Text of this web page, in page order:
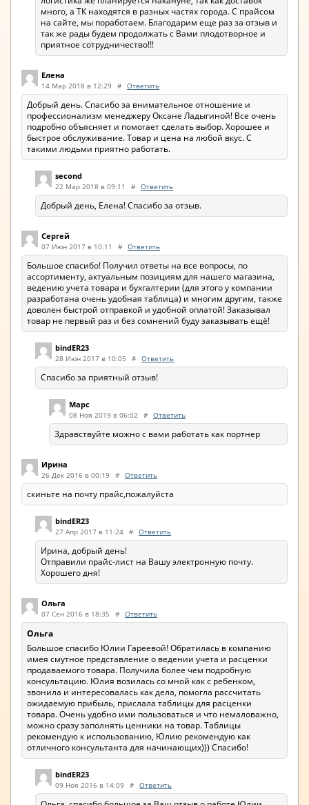
много, а ТК находятся в разных частях города. С прайсом
на сайте, мы поработаем. Благодарим еще раз за отзыв и
так же рады будем продолжать с Вами плодотворное и
приятное сотрудничество!!!
Елена
14 Мар 2018 в 12:29 # Ответить
Добрый день. Спасибо за внимательное отношение и
профессионализм менеджеру Оксане Ладыгиной! Все очень
подробно объясняет и помогает сделать выбор. Хорошее и
быстрое обслуживание. Товар и цена на любой вкус. С
такими людьми приятно работать.
second
22 Мар 2018 в 09:11 # Ответить
Добрый день, Елена! Спасибо за отзыв.
Сергей
07 Июн 2017 в 10:11 # Ответить
Большое спасибо! Получил ответы на все вопросы, по
ассортименту, актуальным позициям для нашего магазина,
ведению учета товара и бухгалтерии (для этого у компании
разработана очень удобная таблица) и многим другим, также
доволен быстрой отправкой и удобной оплатой! Заказывал
товар не первый раз и без сомнений буду заказывать ещё!
bindER23
28 Июн 2017 в 10:05 # Ответить
Спасибо за приятный отзыв!
Марс
08 Ноя 2019 в 06:02 # Ответить
Здравствуйте можно с вами работать как портнер
Ирина
26 Дек 2016 в 00:19 # Ответить
скиньте на почту прайс,пожалуйста
bindER23
27 Апр 2017 в 11:24 # Ответить
Ирина, добрый день!
Отправили прайс-лист на Вашу электронную почту.
Хорошего дня!
Ольга
07 Сен 2016 в 18:35 # Ответить
Ольга
Большое спасибо Юлии Гареевой! Обратилась в компанию
имея смутное представление о ведении учета и расценки
продаваемого товара. Получила более чем подробную
консультацию. Юлия возилась со мной как с ребенком,
звонила и интересовалась как дела, помогла рассчитать
ожидаемую прибыль, прислала таблицы для расценки
товара. Очень удобно ими пользоваться и что немаловажно,
можно сразу заполнять ценники на товар. Таблицы
рекомендую к использованию, Юлию рекомендую как
отличного консультанта для начинающих))) Спасибо!
bindER23
09 Ноя 2016 в 14:09 # Ответить